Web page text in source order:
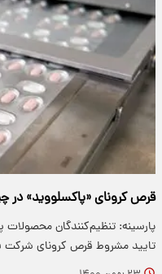
قرص کرونای «پاکسلووید» در
تایید مشروط قرص کرونای شرکت